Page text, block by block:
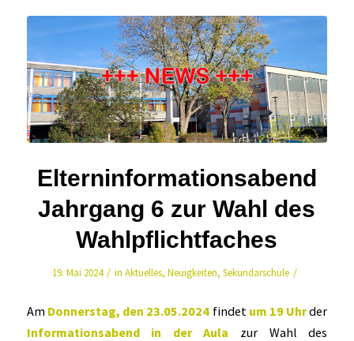
Elterninformationsabend
Jahrgang 6 zur Wahl des
Wahlpflichtfaches
19. Mai 2024 / inAktuelles,Neuigkeiten,Sekundarschule /
Am Donnerstag, den 23.05.2024 findet um 19 Uhrder
Informationsabend in der Aula zur Wahl des